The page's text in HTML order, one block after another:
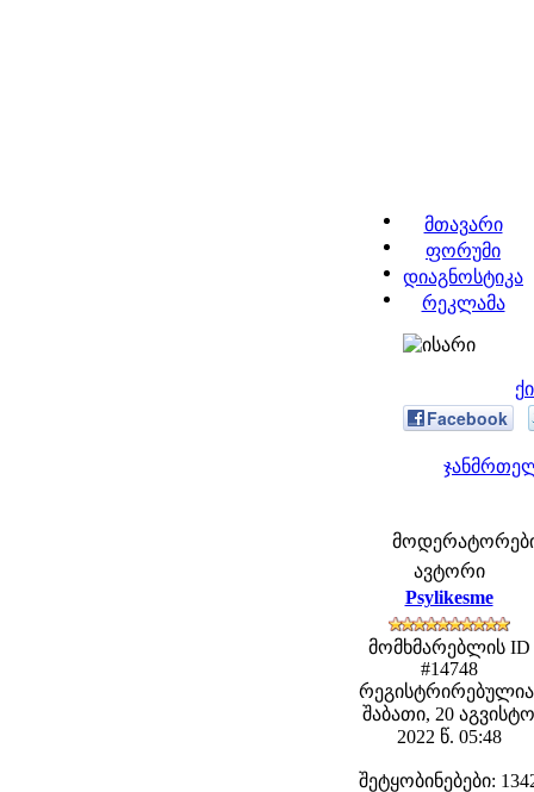
მთავარი
ფორუმი
დიაგნოსტიკა
რეკლამა
Facebook
მოდერატორები:
ავტორი
Psylikesme
მომხმარებლის ID
#14748
შაბათი, 20 აგვისტო
2022 წ. 05:48
შეტყობინებები: